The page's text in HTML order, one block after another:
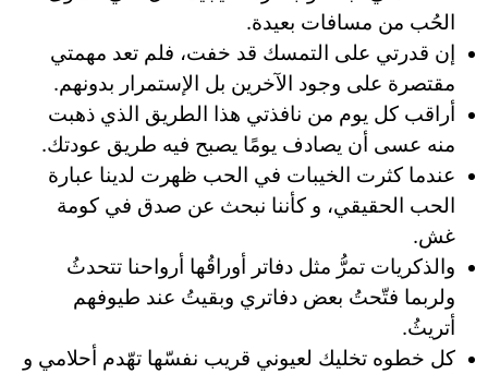
الحُب من مسافات بعيدة.
إن قدرتي على التمسك قد خفت، فلم تعد مهمتي
مقتصرة على وجود الآخرين بل الإستمرار بدونهم.
أراقب كل يوم من نافذتي هذا الطريق الذي ذهبت
منه عسى أن يصادف يومًا يصبح فيه طريق عودتك.
عندما كثرت الخيبات في الحب ظهرت لدينا عبارة
الحب الحقيقي، و كأننا نبحث عن صدق في كومة
غش.
والذكريات تمرُّ مثل دفاتر أوراقُها أرواحنا تتحدثُ
ولربما فتّحتُ بعض دفاتري وبقيتُ عند طيوفهم
أتريثُ.
‏‏‏كل خطوه تخليك لعيوني قريب نفسّها تهّدم أحلامي و